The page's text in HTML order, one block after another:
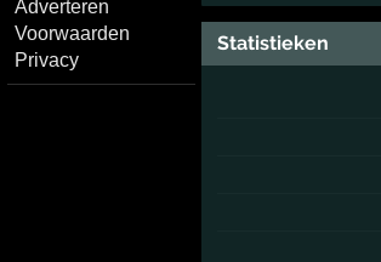
Adverteren
Voorwaarden
Privacy
Statistieken